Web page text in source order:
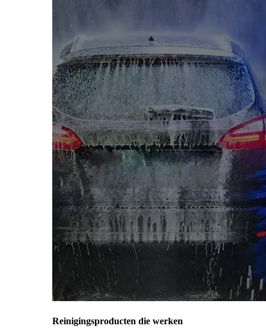
Reinigingsproducten die werken